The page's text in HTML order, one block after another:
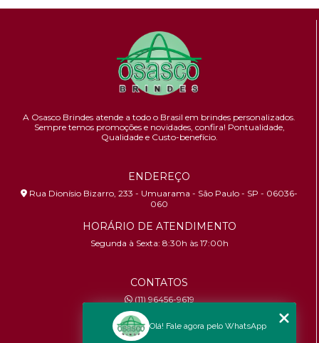
A Osasco Brindes atende a todo o Brasil em brindes personalizados.
Sempre temos promoções e novidades, confira! Pontualidade,
Qualidade e Custo-benefício.
ENDEREÇO
Rua Dionísio Bizarro, 233 - Umuarama - São Paulo - SP - 06036-
060
HORÁRIO DE ATENDIMENTO
Segunda à Sexta: 8:30h às 17:00h
CONTATOS
(11) 96456-9619
contato@osascobrindes.com.br
CNPJ:26.434.153/0001-30
Olá! Fale agora pelo WhatsApp